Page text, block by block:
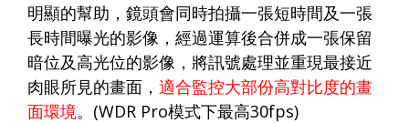
明顯的幫助，鏡頭會同時拍攝一張短時間及一張
長時間曝光的影像，經過運算後合併成一張保留
暗位及高光位的影像，將訊號處理並重現最接近
肉眼所見的畫面， 適合監控大部份高對比度的畫
面環境。 (WDR Pro模式下最高30fps)